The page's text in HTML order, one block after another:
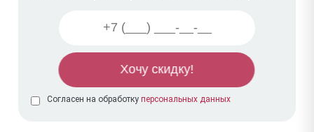
Согласен на обработку персональных данных